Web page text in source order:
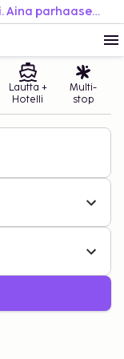
Varaa helposti. Matkusta joustavasti. Aina parhaaseen hintaan.
Lautta +
Hotelli
Multi-
stop